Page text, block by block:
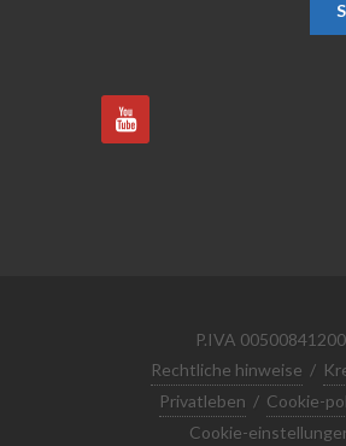
P.IVA 00500841200
Rechtliche hinweise /
Privatleben / Cookie-
Cookie-